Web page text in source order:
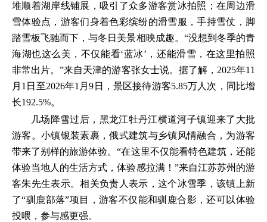
堆顺着湖岸线铺展，吸引了众多游客赏冰拍照；在周边滑
雪体验点，游客们身着色彩缤纷的滑雪服，手持雪仗，脚
踏雪板飞驰而下，与冬日美景相映成趣。“没想到冬季的青
海湖也这么美，不仅能看‘蓝冰’，还能滑雪，在这里拍照
非常出片。”来自天津的游客张女士说。据了解，2025年11
月1日至2026年1月9日，景区接待游客5.85万人次，同比增
长192.5%。
几场降雪过后，黑龙江牡丹江横道河子镇迎来了大批
游客。小镇银装素裹，俄式建筑与乡镇风情融合，为游客
带来了别样的旅游体验。“在这里不仅能看特色建筑，还能
体验当地人的生活方式，体验感拉满！”来自江苏苏州的游
客朱先生表示。相关负责人表示，这个冰雪季，该镇上新
了“驯鹿部落”项目，游客不仅能和驯鹿合影，还可以体验
投喂，参与感更强。